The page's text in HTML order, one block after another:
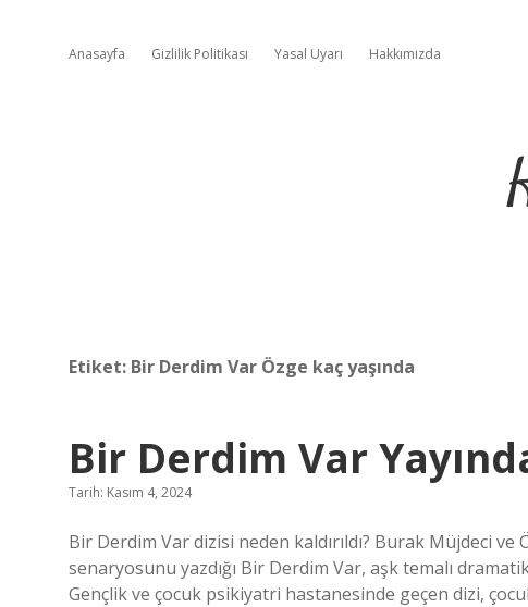
Anasayfa Gizlilik Politikası Yasal Uyarı Hakkımızda
Etiket: Bir Derdim Var Özge kaç yaşında
Bir Derdim Var
Tarih: Kasım 4, 2024
Bir Derdim Var dizisi neden kaldırıldı? Burak Müjdeci
senaryosunu yazdığı Bir Derdim Var, aşk temalı
Gençlik ve çocuk psikiyatri hastanesinde geçen dizi,